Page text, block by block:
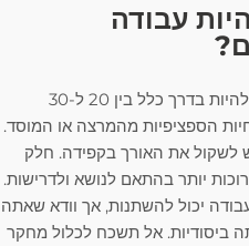
עבודה
עבודה סמינריונית במשפטים צריכה להיות בדרך כלל בין 20 ל-30
הספציפיות מהמרצה או המוסד.
לשקול את האורך בקפידה. חלק
יותר בהתאם לנושא ולדרישות.
יכול להשתנות, אך וודא שאתה
ביסודיות. אל תשכח לכלול מחקר